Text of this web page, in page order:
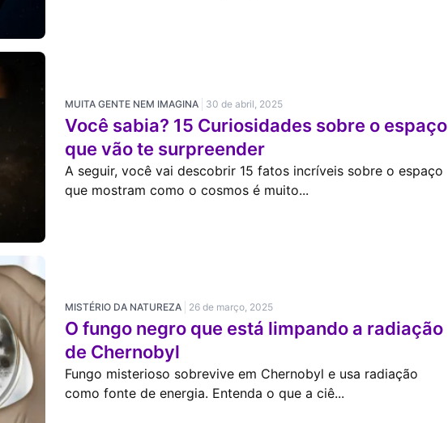
MUITA GENTE NEM IMAGINA 30 de abril, 2025
Você sabia? 15 Curiosidades sobre o espaço
que vão te surpreender
A seguir, você vai descobrir 15 fatos incríveis sobre o espaço
que mostram como o cosmos é muito...
MISTÉRIO DA NATUREZA 26 de março, 2025
O fungo negro que está limpando a radiação
de Chernobyl
Fungo misterioso sobrevive em Chernobyl e usa radiação
como fonte de energia. Entenda o que a ciê...